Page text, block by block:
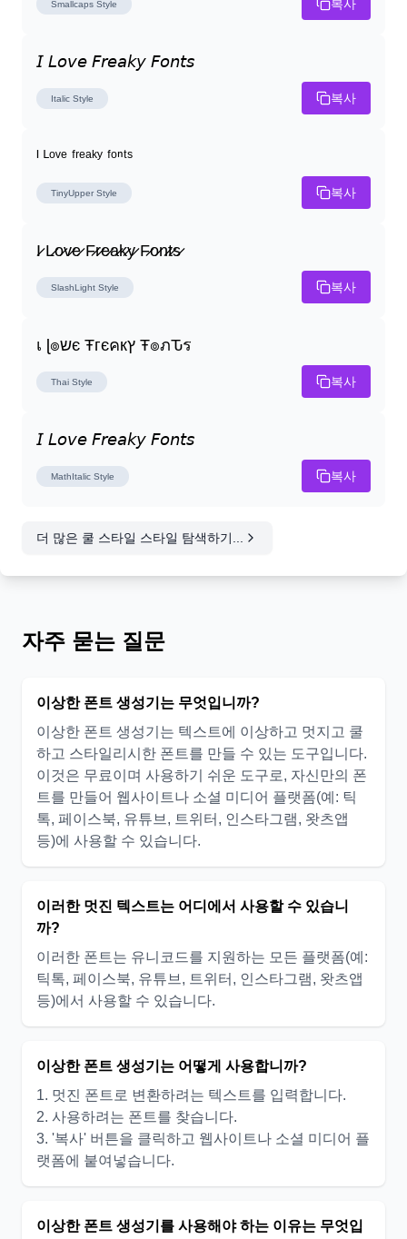
Smallcaps Style 복사
𝘐 𝘓𝘰𝘷𝘦 𝘍𝘳𝘦𝘢𝘬𝘺 𝘍𝘰𝘯𝘵𝘴
Italic Style 복사
ᴵ ᴸᵒᵛᵉ ᶠʳᵉᵃᵏʸ ᶠᵒⁿᵗˢ
TinyUpper Style 복사
I̷ L̷o̷v̷e̷ F̷r̷e̷a̷k̷y̷ F̷o̷n̷t̷s̷
SlashLight Style 복사
เ ɭ๏שє Ŧгєคкץ Ŧ๏ภԎร
Thai Style 복사
𝘐 𝘓𝘰𝘷𝘦 𝘍𝘳𝘦𝘢𝘬𝘺 𝘍𝘰𝘯𝘵𝘴
MathItalic Style 복사
더 많은 쿨 스타일 스타일 탐색하기...
자주 묻는 질문
이상한 폰트 생성기는 무엇입니까?
이상한 폰트 생성기는 텍스트에 이상하고 멋지고 쿨
하고 스타일리시한 폰트를 만들 수 있는 도구입니다.
이것은 무료이며 사용하기 쉬운 도구로, 자신만의 폰
트를 만들어 웹사이트나 소셜 미디어 플랫폼(예: 틱
톡, 페이스북, 유튜브, 트위터, 인스타그램, 왓츠앱
등)에 사용할 수 있습니다.
이러한 멋진 텍스트는 어디에서 사용할 수 있습니
까?
이러한 폰트는 유니코드를 지원하는 모든 플랫폼(예:
틱톡, 페이스북, 유튜브, 트위터, 인스타그램, 왓츠앱
등)에서 사용할 수 있습니다.
이상한 폰트 생성기는 어떻게 사용합니까?
1. 멋진 폰트로 변환하려는 텍스트를 입력합니다.
2. 사용하려는 폰트를 찾습니다.
3. '복사' 버튼을 클릭하고 웹사이트나 소셜 미디어 플
랫폼에 붙여넣습니다.
이상한 폰트 생성기를 사용해야 하는 이유는 무엇입